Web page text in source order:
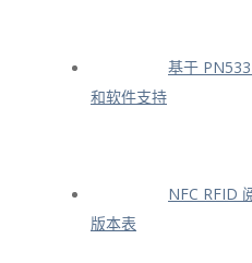
基于
和软件支持
NFC RFID
版本表